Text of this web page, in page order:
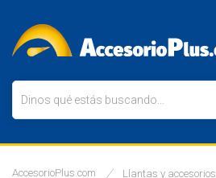
AccesorioPlus.com Llantas y accesorios